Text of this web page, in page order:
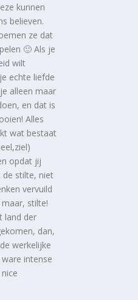
kunnen
believen.
ze dat
🙂 Als je
wilt
echte liefde
alleen maar
en dat is
Alles
wat bestaat
opdat jij
stilte, niet
vervuild
stilte!
land der
dan,
werkelijke
intense